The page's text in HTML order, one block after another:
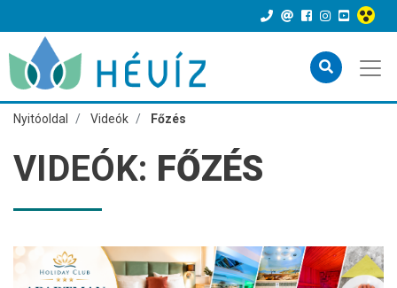
Nyitóoldal Videók Főzés
VIDEÓK: FŐZÉS